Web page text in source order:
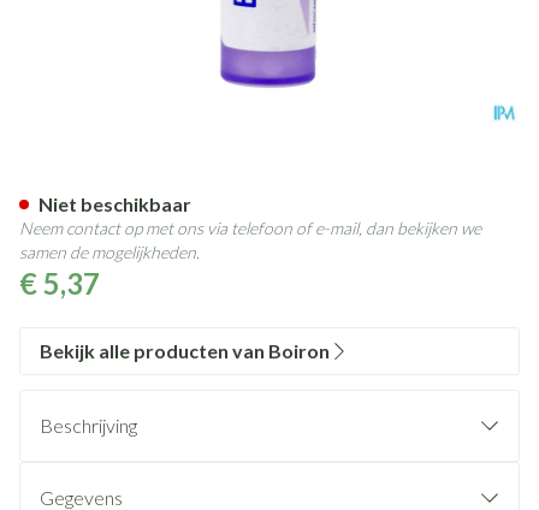
€ 5,37
Niet beschikbaar
Neem contact op met ons via telefoon of e-mail, dan bekijken we
samen de mogelijkheden.
Bekijk alle producten van Boiron
Beschrijving
Gegevens